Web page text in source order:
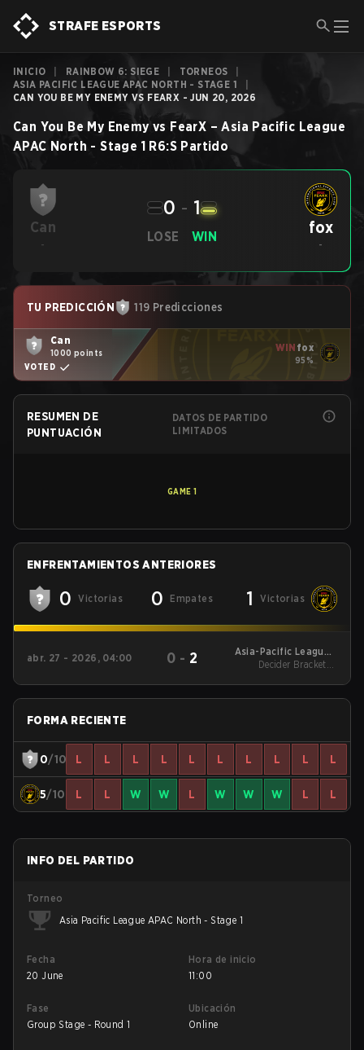
STRAFE ESPORTS
INICIO RAINBOW 6: SIEGE TORNEOS
ASIA PACIFIC LEAGUE APAC NORTH - STAGE 1
CAN YOU BE MY ENEMY VS FEARX - JUN 20, 2026
Can You Be My Enemy vs FearX –Asia Pacific League
APAC North - Stage 1 R6:S Partido
Can
-
LOSE
0 - 1
WIN fox
-
TU PREDICCIÓN 119 Predicciones
Can
1000 points
VOTED
WIN fox
95%
RESUMEN DE
PUNTUACIÓN
DATOS DE PARTIDO
LIMITADOS
GAME 1
ENFRENTAMIENTOS ANTERIORES
0 Victorias 0 Empates 1 Victorias
abr. 27 - 2026, 04:00 0 - 2
Asia-Pacific League -
Asia-Pacific League
Decider Brackets -
FORMA RECIENTE
0/10 L L L L L L L L L L
5/10 L L W W L W W W L L
INFO DEL PARTIDO
Torneo
Asia Pacific League APAC North - Stage 1
Fecha
20 June
Hora de inicio
11:00
Fase
Group Stage - Round 1
Ubicación
Online